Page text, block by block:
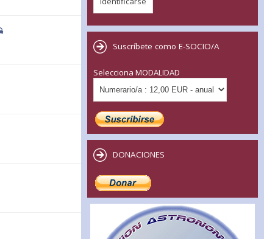
Suscríbete como E-SOCIO/A
Selecciona MODALIDAD
DONACIONES